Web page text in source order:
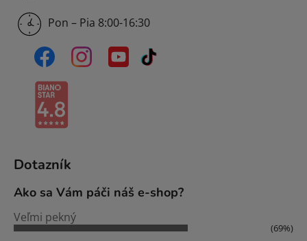
Pon – Pia 8:00-16:30
Dotazník
Ako sa Vám páči náš e-shop?
Veľmi pekný
(69%)